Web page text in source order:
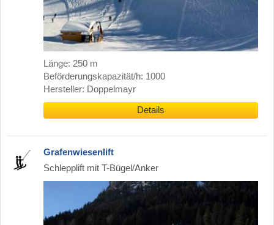
Länge: 250 m
Beförderungskapazität/h: 1000
Hersteller: Doppelmayr
Details
Grafenwiesenlift
Schlepplift mit T-Bügel/Anker